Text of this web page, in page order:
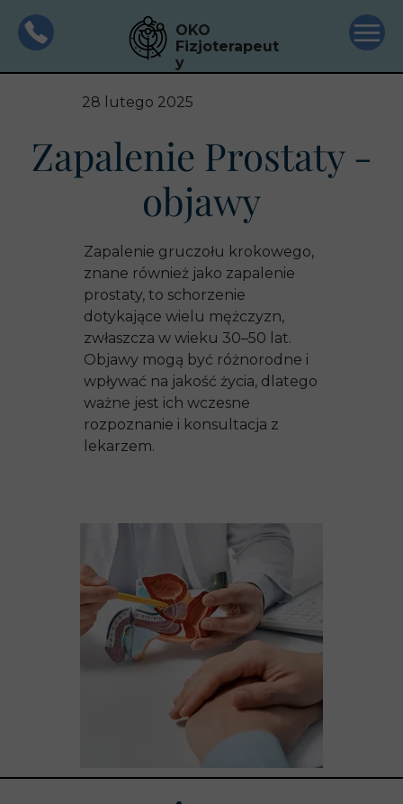
OKO
Fizjoterapeut
y
28 lutego 2025
Zapalenie Prostaty -
objawy
Zapalenie gruczołu krokowego,
znane również jako zapalenie
prostaty, to schorzenie
dotykające wielu mężczyzn,
zwłaszcza w wieku 30–50 lat.
Objawy mogą być różnorodne i
wpływać na jakość życia, dlatego
ważne jest ich wczesne
rozpoznanie i konsultacja z
lekarzem.